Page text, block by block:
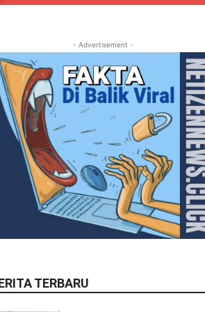
- Advertisement -
TERBARU